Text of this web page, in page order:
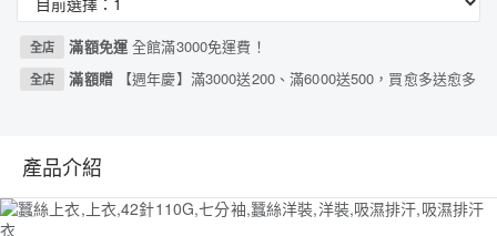
全店 滿額免運全館滿3000免運費！
全店 滿額贈 【週年慶】滿3000送200、滿6000送500，買愈多送愈多
產品介紹